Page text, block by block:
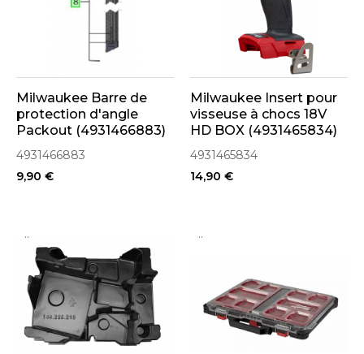
Milwaukee Barre de
protection d'angle
Packout (4931466883)
4931466883
9,90 €
Milwaukee Insert pour
visseuse à chocs 18V
HD BOX (4931465834)
4931465834
14,90 €
.. ..